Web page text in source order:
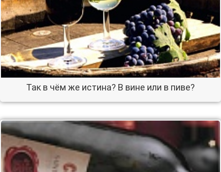
Так в чём же истина? В вине или в пиве?